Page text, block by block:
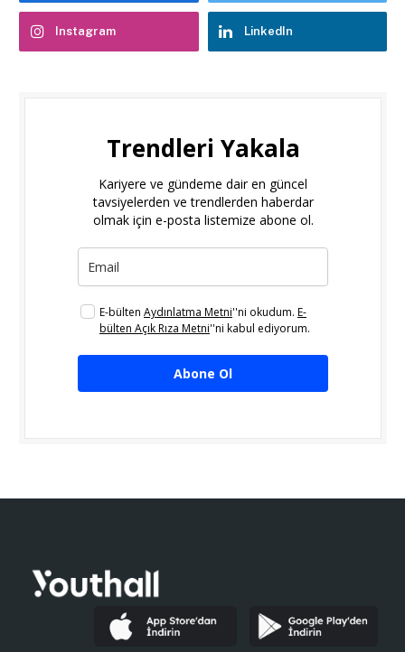
Instagram LinkedIn
Trendleri Yakala
Kariyere ve gündeme dair en güncel
tavsiyelerden ve trendlerden haberdar
olmak için e-posta listemize abone ol.
E-bülten Aydınlatma Metni''ni okudum. E-
bülten Açık Rıza Metni''ni kabul ediyorum.
Abone Ol